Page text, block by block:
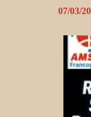
07/03/